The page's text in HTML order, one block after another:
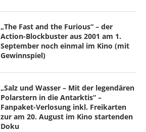
„The Fast and the Furious“ – der
Action-Blockbuster aus 2001 am 1.
September noch einmal im Kino (mit
Gewinnspiel)
„Salz und Wasser – Mit der legendären
Polarstern in die Antarktis“ –
Fanpaket-Verlosung inkl. Freikarten
zur am 20. August im Kino startenden
Doku